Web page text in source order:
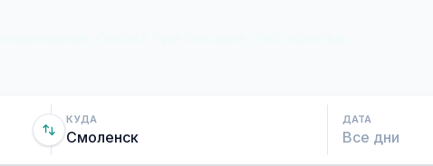
КУДА ДАТА